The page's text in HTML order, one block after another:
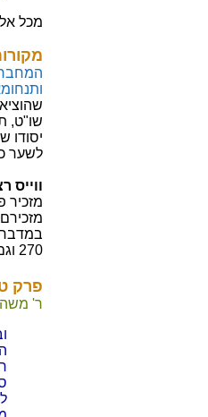
מכל
המחבר
שו"ט,
יסודו
לשער
ווייס
מזכיר
במדבר
270 וגם עפשטיין, "ר' משה הדרשן מנרבון").
פרק
ר'